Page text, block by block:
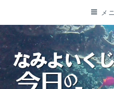
テ
ン
ツ
に
メ